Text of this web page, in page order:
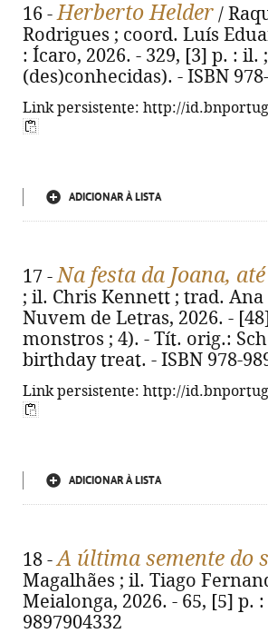
16 -Herberto Helder /
Rodrigues ; coord. Luís
: Ícaro, 2026. - 329, [3] p. : il.
(des)conhecidas). - ISBN
Link persistente: http://
ADICIONAR À LISTA
17 -Na festa da Joana,
; il. Chris Kennett ; trad. Ana
Nuvem de Letras, 2026. -
monstros ; 4). - Tít. orig.:
birthday treat. - ISBN 978-
Link persistente: http://
ADICIONAR À LISTA
18 -A última semente do
Magalhães ; il. Tiago
Meialonga, 2026. - 65, [5] p.
9897904332